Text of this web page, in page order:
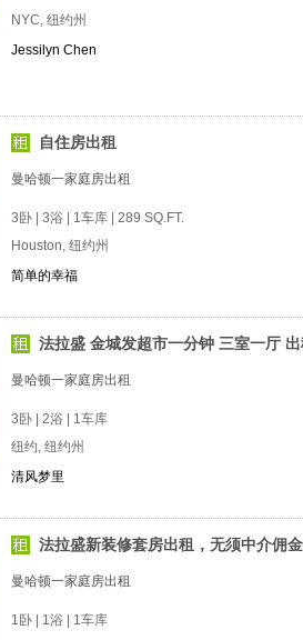
NYC, 纽约州
Jessilyn Chen
自住房出租
曼哈顿一家庭房出租
3卧 | 3浴 | 1车库 | 289 SQ.FT.
Houston, 纽约州
简单的幸福
法拉盛 金城发超市一分钟 三室一厅
曼哈顿一家庭房出租
3卧 | 2浴 | 1车库
纽约, 纽约州
清风梦里
法拉盛新装修套房出租，无须中介佣金
曼哈顿一家庭房出租
1卧 | 1浴 | 1车库